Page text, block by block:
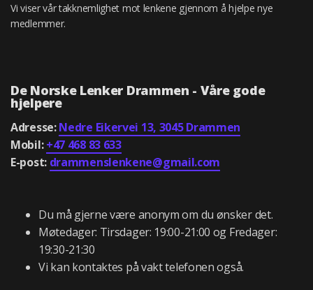
Vi viser vår takknemlighet mot lenkene gjennom å hjelpe nye
medlemmer.
De Norske Lenker Drammen - Våre gode
hjelpere
Adresse:Nedre Eikervei 13, 3045 Drammen
Mobil: +47 468 83 633
E-post: drammenslenkene@gmail.com
Du må gjerne være anonym om du ønsker det.
Møtedager: Tirsdager: 19:00-21:00 og Fredager:
19:30-21:30
Vi kan kontaktes på vakt telefonen også.